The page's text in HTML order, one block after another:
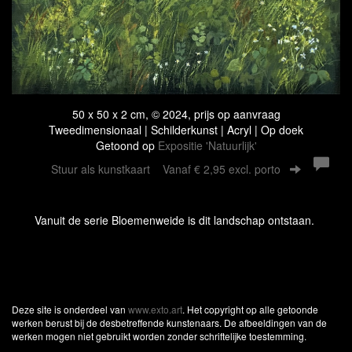
50 x 50 x 2 cm, © 2024, prijs op aanvraag
Tweedimensionaal | Schilderkunst | Acryl | Op doek
Getoond op Expositie 'Natuurlijk'
Stuur als kunstkaart Vanaf € 2,95 excl. porto
Vanuit de serie Bloemenweide is dit landschap ontstaan.
Deze site is onderdeel van www.exto.art. Het copyright op alle getoonde
werken berust bij de desbetreffende kunstenaars. De afbeeldingen van de
werken mogen niet gebruikt worden zonder schriftelijke toestemming.